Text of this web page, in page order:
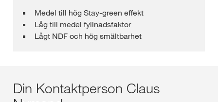
Medel till hög Stay-green effekt
Låg till medel fyllnadsfaktor
Lågt NDF och hög smältbarhet
Din Kontaktperson Claus